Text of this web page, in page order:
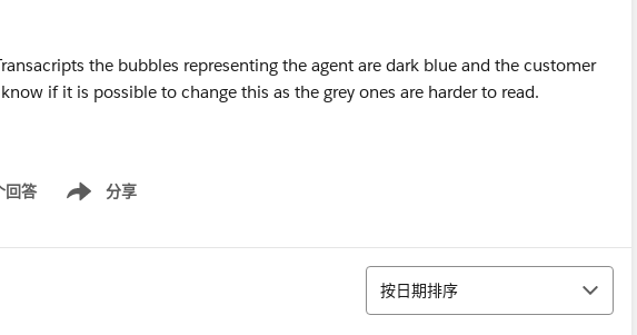
the bubbles representing the agent are dark blue and the customer
if it is possible to change this as the grey ones are harder to read.
回答 分享
Show menu
排序
按日期排序